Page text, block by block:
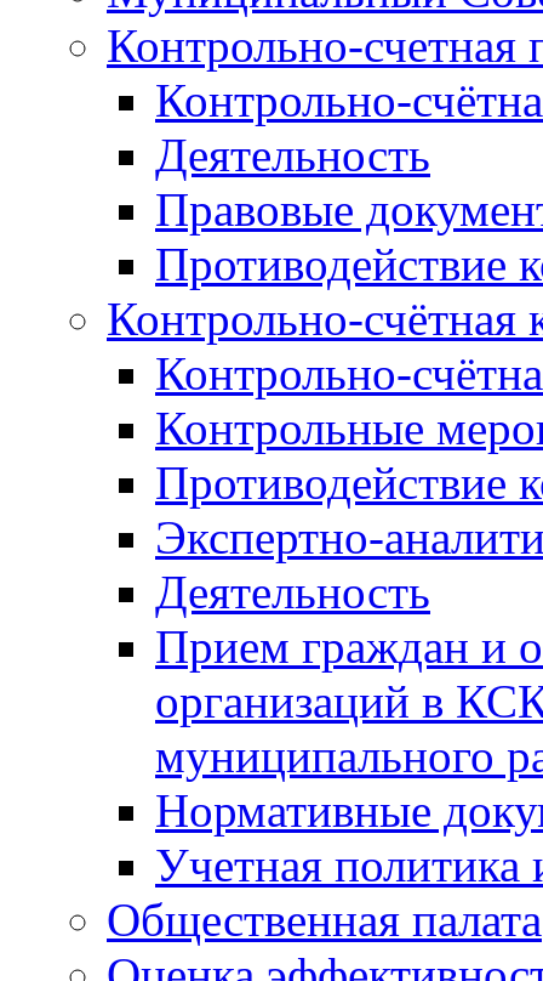
Контрольно-счетная
Контрольно-
Деятельность
Правовые
Противодействие
Контрольно-счётная
Контрольно-
Контрольные
Противодействие
Экспертно-
Деятельность
Прием граждан и
организаций в
муниципального
Нормативные
Учетная политика
Общественная палата